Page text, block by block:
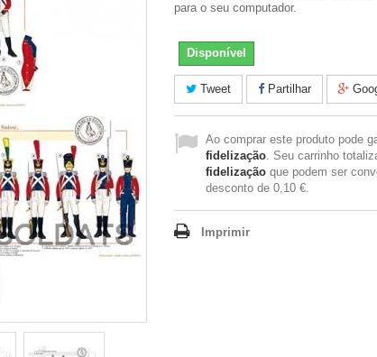
para o seu computador.
Disponível
Tweet Partilhar
Ao comprar este produto pode
fidelização. Seu carrinho
fidelização que podem ser
desconto de 0,10 €.
Imprimir